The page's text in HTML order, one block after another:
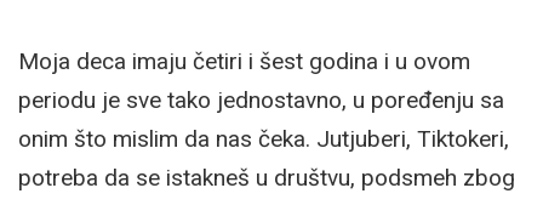
Moja deca imaju četiri i šest godina i u ovom
periodu je sve tako jednostavno, u poređenju sa
onim što mislim da nas čeka. Jutjuberi, Tiktokeri,
potreba da se istakneš u društvu, podsmeh zbog